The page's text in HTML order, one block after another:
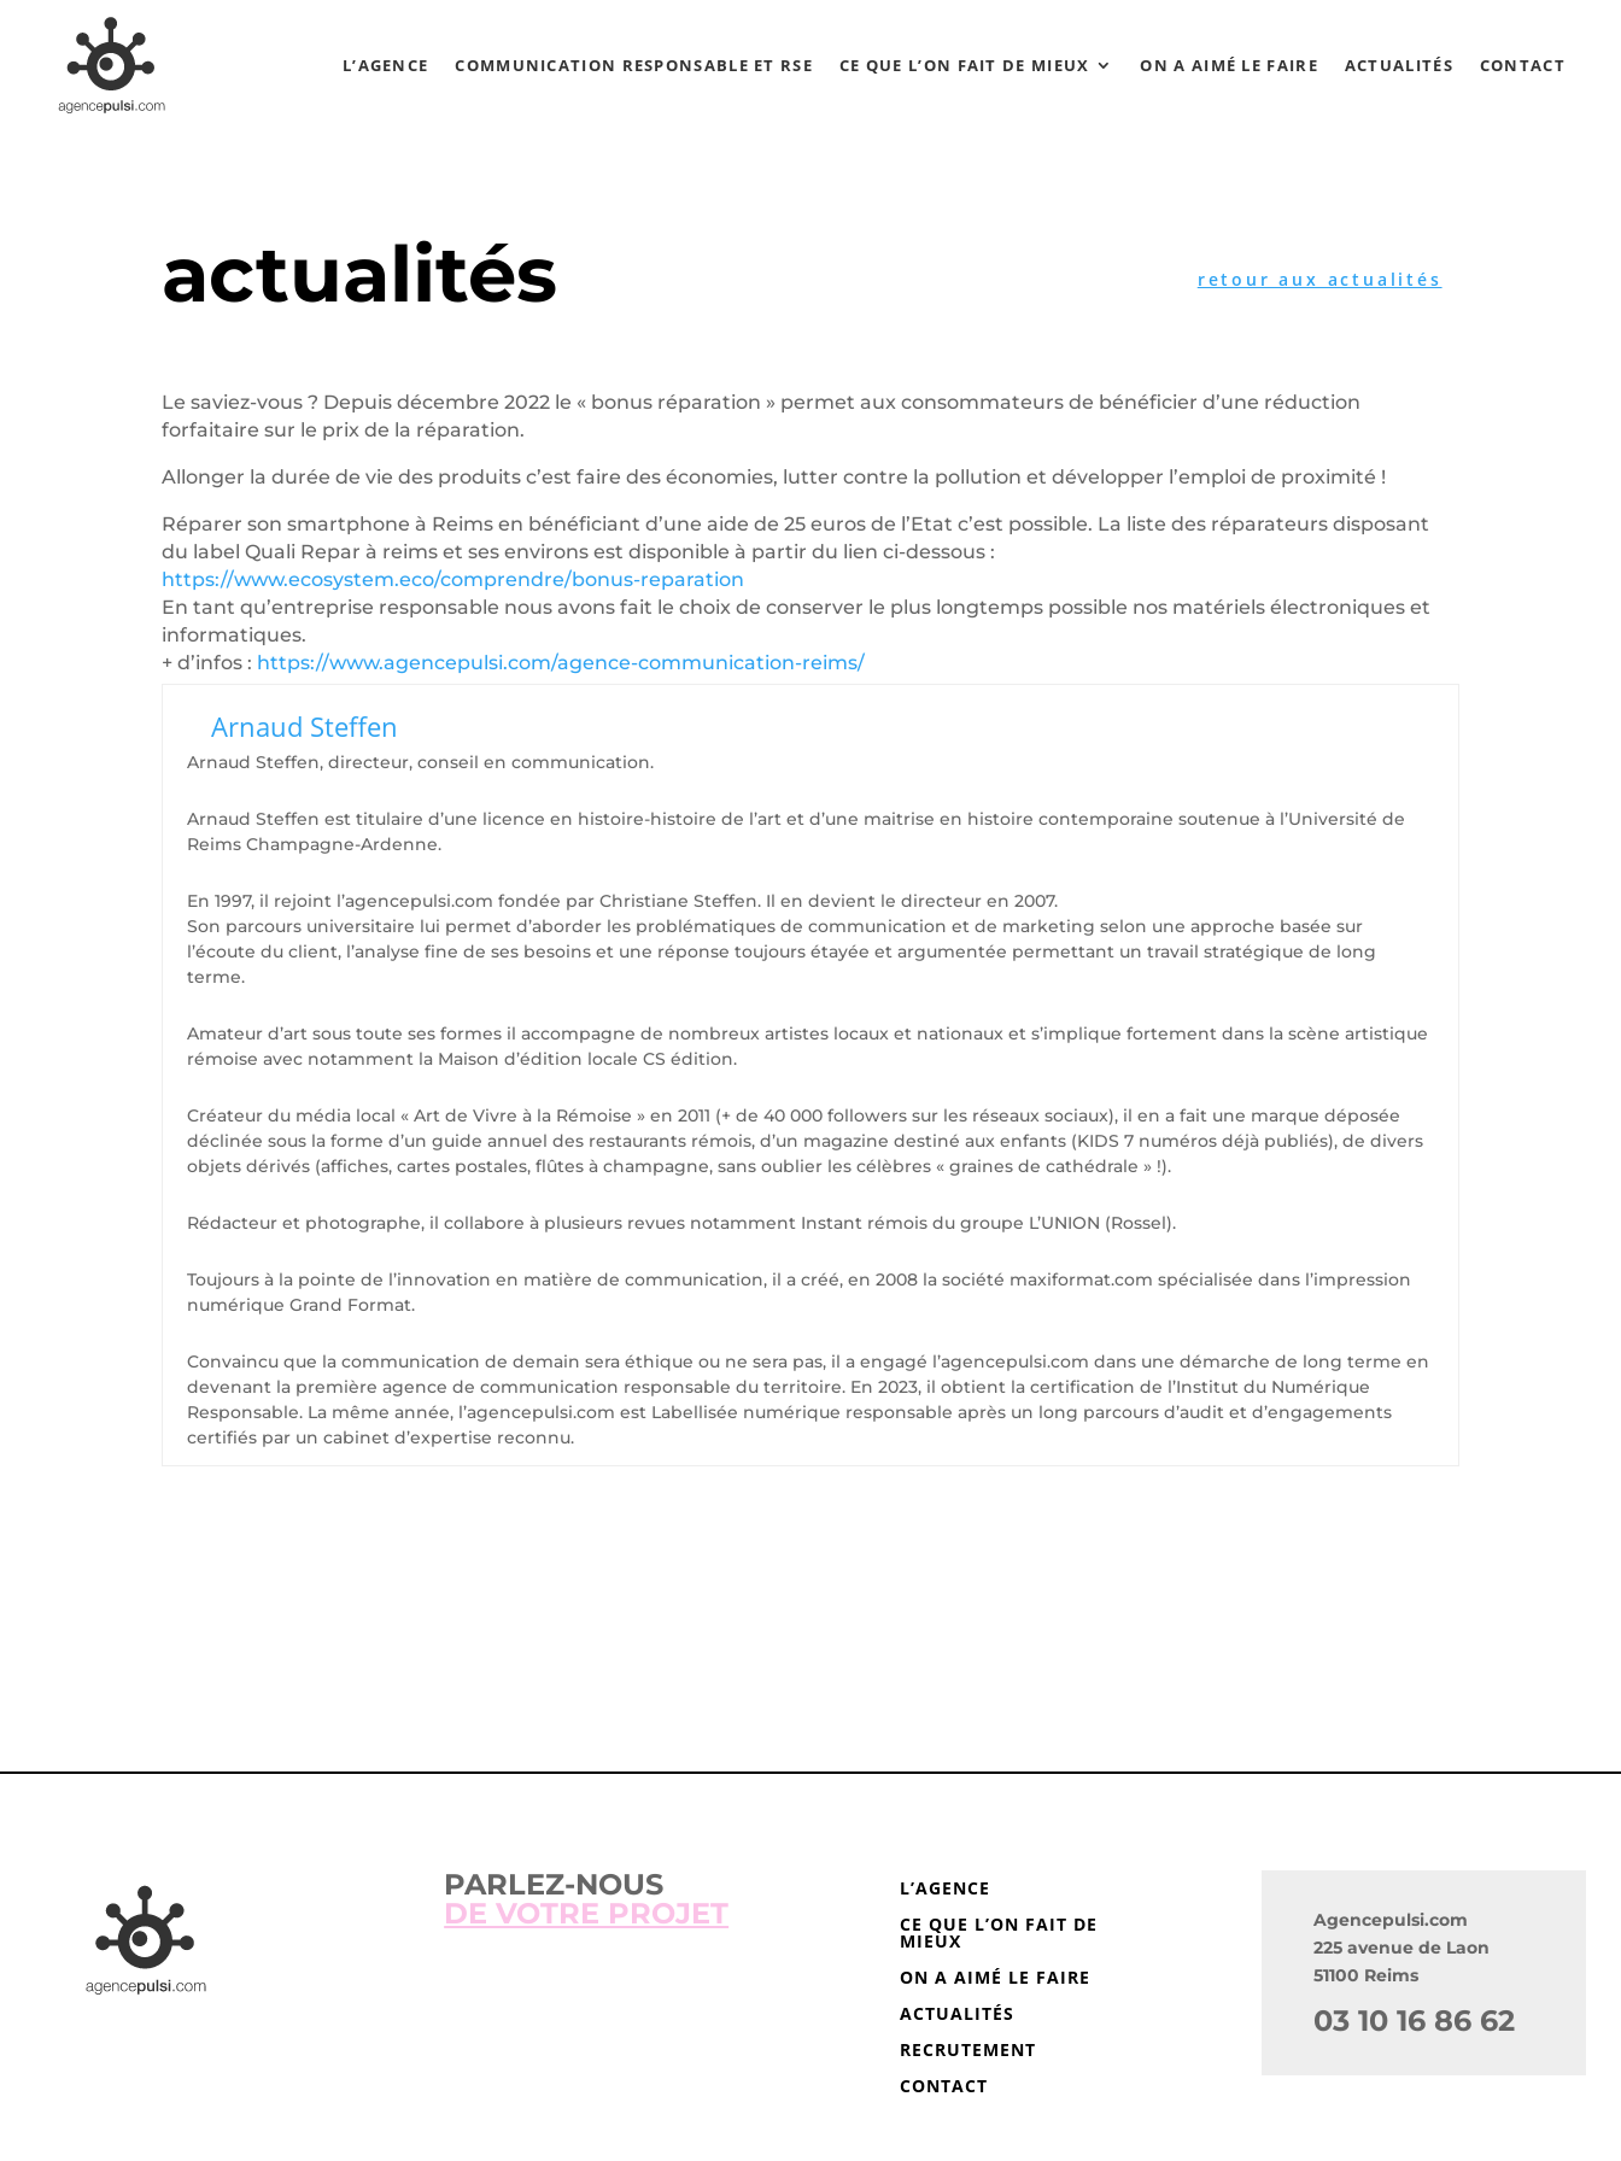
L’AGENCE COMMUNICATION RESPONSABLE ET RSE CE QUE L’ON FAIT DE MIEUX ON A AIMÉ LE FAIRE ACTUALITÉS CONTACT
actualités retour aux actualités
Le saviez-vous ? Depuis décembre 2022 le « bonus réparation » permet aux consommateurs de bénéficier d’une réduction
forfaitaire sur le prix de la réparation.
Allonger la durée de vie des produits c’est faire des économies, lutter contre la pollution et développer l’emploi de proximité !
Réparer son smartphone à Reims en bénéficiant d’une aide de 25 euros de l’Etat c’est possible. La liste des réparateurs disposant
du label Quali Repar à reims et ses environs est disponible à partir du lien ci-dessous :
https://www.ecosystem.eco/comprendre/bonus-reparation
En tant qu’entreprise responsable nous avons fait le choix de conserver le plus longtemps possible nos matériels électroniques et
informatiques.
+ d’infos : https://www.agencepulsi.com/agence-communication-reims/
Arnaud Steffen
Arnaud Steffen, directeur, conseil en communication.
Arnaud Steffen est titulaire d’une licence en histoire-histoire de l’art et d’une maitrise en histoire contemporaine soutenue à l’Université de
Reims Champagne-Ardenne.
En 1997, il rejoint l’agencepulsi.com fondée par Christiane Steffen. Il en devient le directeur en 2007.
Son parcours universitaire lui permet d’aborder les problématiques de communication et de marketing selon une approche basée sur
l’écoute du client, l’analyse fine de ses besoins et une réponse toujours étayée et argumentée permettant un travail stratégique de long
terme.
Amateur d’art sous toute ses formes il accompagne de nombreux artistes locaux et nationaux et s’implique fortement dans la scène artistique
rémoise avec notamment la Maison d’édition locale CS édition.
Créateur du média local « Art de Vivre à la Rémoise » en 2011 (+ de 40 000 followers sur les réseaux sociaux), il en a fait une marque déposée
déclinée sous la forme d’un guide annuel des restaurants rémois, d’un magazine destiné aux enfants (KIDS 7 numéros déjà publiés), de divers
objets dérivés (affiches, cartes postales, flûtes à champagne, sans oublier les célèbres « graines de cathédrale » !).
Rédacteur et photographe, il collabore à plusieurs revues notamment Instant rémois du groupe L’UNION (Rossel).
Toujours à la pointe de l’innovation en matière de communication, il a créé, en 2008 la société maxiformat.com spécialisée dans l’impression
numérique Grand Format.
Convaincu que la communication de demain sera éthique ou ne sera pas, il a engagé l’agencepulsi.com dans une démarche de long terme en
devenant la première agence de communication responsable du territoire. En 2023, il obtient la certification de l’Institut du Numérique
Responsable. La même année, l’agencepulsi.com est Labellisée numérique responsable après un long parcours d’audit et d’engagements
certifiés par un cabinet d’expertise reconnu.
PARLEZ-NOUS
DE VOTRE PROJET
L’AGENCE
CE QUE L’ON FAIT DE
MIEUX
ON A AIMÉ LE FAIRE
ACTUALITÉS
RECRUTEMENT
CONTACT
Agencepulsi.com
225 avenue de Laon
51100 Reims
03 10 16 86 62